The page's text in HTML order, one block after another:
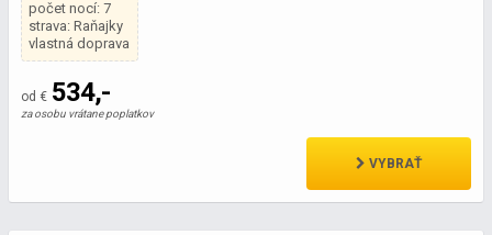
počet nocí: 7
strava: Raňajky
vlastná doprava
od € 534,-
za osobu vrátane poplatkov
VYBRAŤ